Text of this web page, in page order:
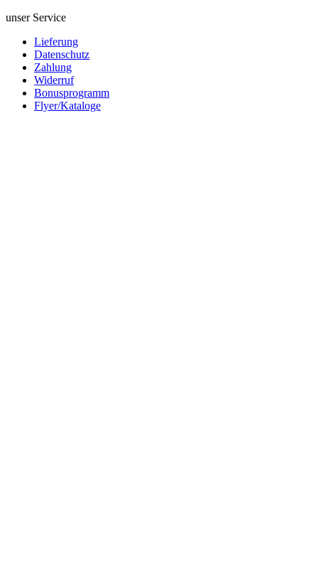
unser Service
Lieferung
Datenschutz
Zahlung
Widerruf
Bonusprogramm
Flyer/Kataloge